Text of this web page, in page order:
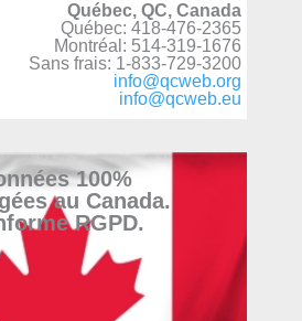
Québec, QC, Canada
Québec: 418-476-2365
Montréal: 514-319-1676
Sans frais: 1-833-729-3200
info@qcweb.org
info@qcweb.eu
100%
au Canada.
RGPD.